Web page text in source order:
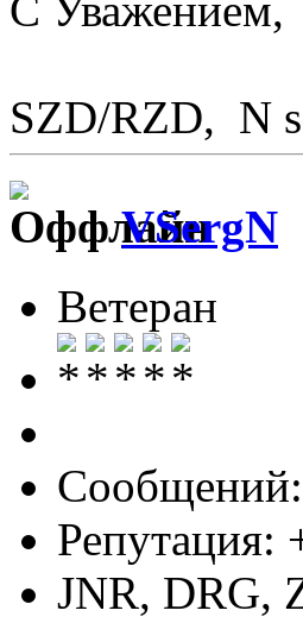
С Уважением,
SZD/RZD, N
VSergN
Ветеран
Репутация:
JNR, DRG,